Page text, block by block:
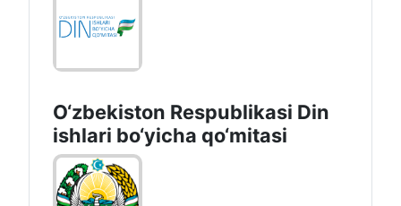
O‘zbekiston Respublikаsi Din
ishlаri bo‘yichа qo‘mitаsi